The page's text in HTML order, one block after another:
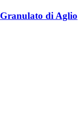
Granulato di Aglio